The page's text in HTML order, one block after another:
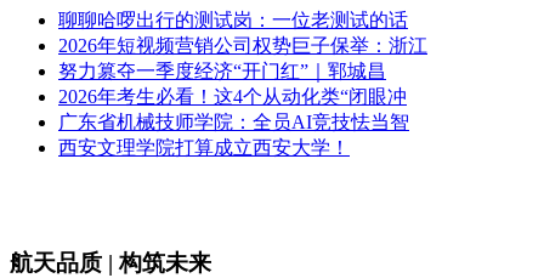
聊聊哈啰出行的测试岗：一位老测试的话
2026年短视频营销公司权势巨子保举：浙江
努力篡夺一季度经济“开门红”｜郓城昌
2026年考生必看！这4个从动化类“闭眼冲
广东省机械技师学院：全员AI竞技怯当智
西安文理学院打算成立西安大学！
航天品质 | 构筑未来